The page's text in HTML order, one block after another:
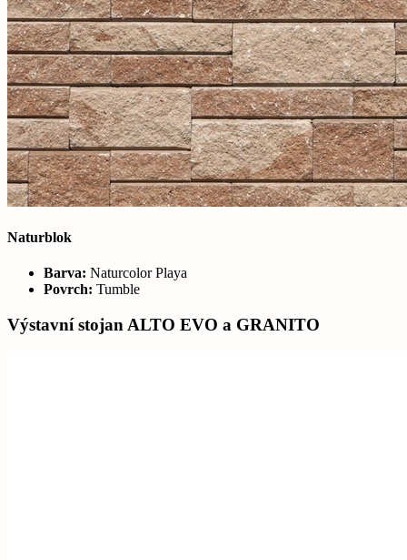
Naturblok
Barva: Naturcolor Playa
Povrch: Tumble
Výstavní stojan ALTO EVO a GRANITO